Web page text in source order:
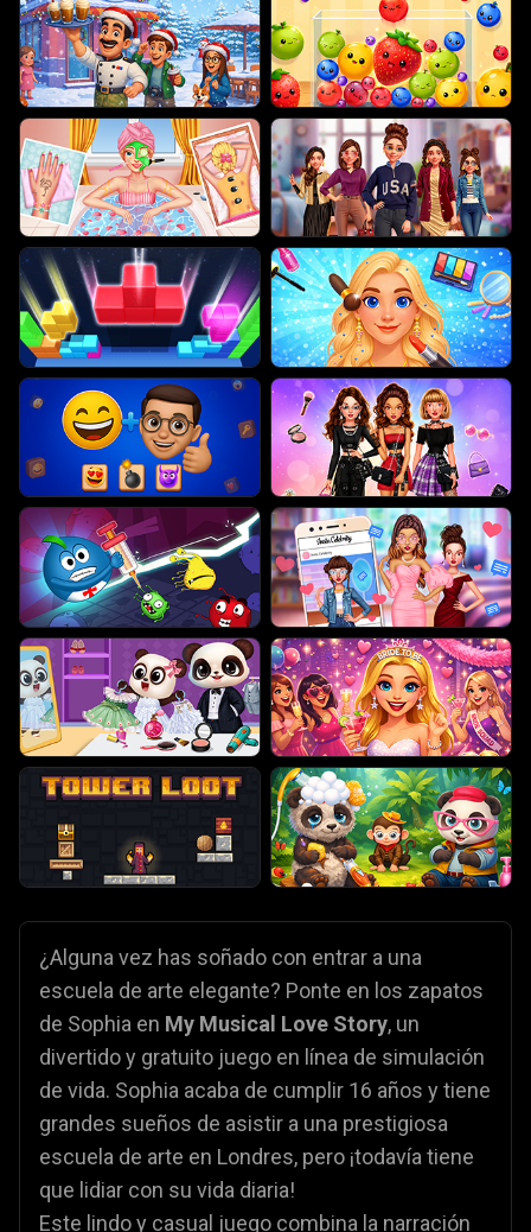
¿Alguna vez has soñado con entrar a una
escuela de arte elegante? Ponte en los zapatos
de Sophia en My Musical Love Story, un
divertido y gratuito juego en línea de simulación
de vida. Sophia acaba de cumplir 16 años y tiene
grandes sueños de asistir a una prestigiosa
escuela de arte en Londres, pero ¡todavía tiene
que lidiar con su vida diaria!
Este lindo y casual juego combina la narración